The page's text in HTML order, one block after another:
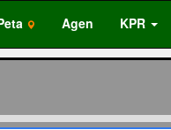
Agen KPR